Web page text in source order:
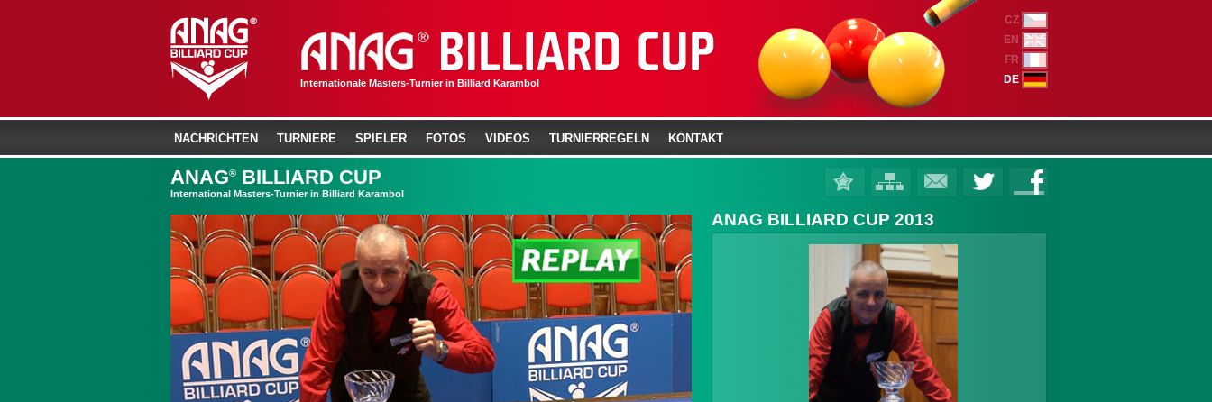
ANAG® BILLIARD CUP
International Masters-Turnier in Billiard Karambol
ANAG BILLIARD CUP 2013
CZ
EN
FR
DE
Internationale Masters-Turnier in Billiard Karambol
NACHRICHTEN TURNIERE SPIELER FOTOS VIDEOS TURNIERREGELN KONTAKT